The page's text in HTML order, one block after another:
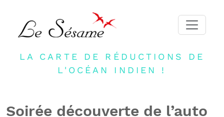
ACCUEIL
BLOG
LA CARTE DE RÉDUCTIONS DE
L'OCÉAN INDIEN !
Soirée découverte de l’auto